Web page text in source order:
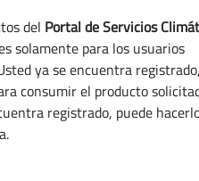
del Portal de Servicios
solamente para los usuarios
ya se encuentra
consumir el producto
registrado, puede